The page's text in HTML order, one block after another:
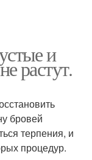
и
растут.
бровей
терпения, и
процедур.